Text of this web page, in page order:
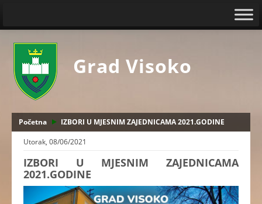
Grad Visoko
Početna
IZBORI U MJESNIM ZAJEDNICAMA 2021.GODINE
Utorak, 08/06/2021
IZBORI U MJESNIM ZAJEDNICAMA
2021.GODINE